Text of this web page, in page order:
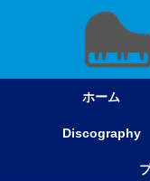
ホーム
Discography